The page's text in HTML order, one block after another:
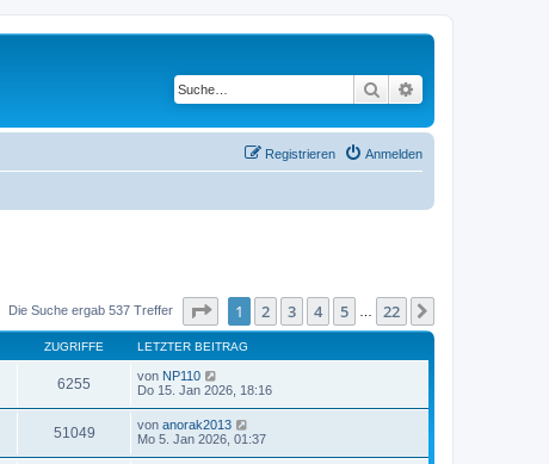
Suche
Anmelden
Registrieren
Die Suche ergab 537 Treffer Seite von22
1 2 3 4 5 22
ZUGRIFFE LETZTER BEITRAG
6255 von NP110
Do 15. Jan 2026, 18:16
51049 von anorak2013
Mo 5. Jan 2026, 01:37